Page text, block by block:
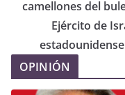
camellones del
Ejército de
OPINIÓN